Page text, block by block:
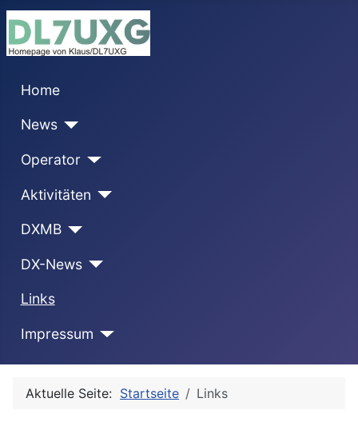
Home
News
Operator
Aktivitäten
DXMB
DX-News
Links
Impressum
Aktuelle Seite: Startseite Links